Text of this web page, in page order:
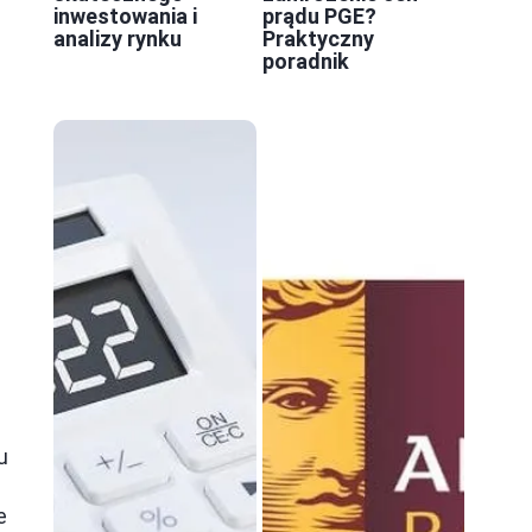
inwestowania i
analizy rynku
prądu PGE?
Praktyczny
poradnik